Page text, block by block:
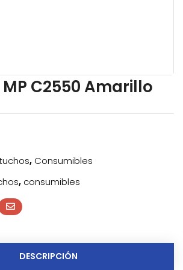
C2550 Amarillo
, Consumibles
, consumibles
DESCRIPCIÓN